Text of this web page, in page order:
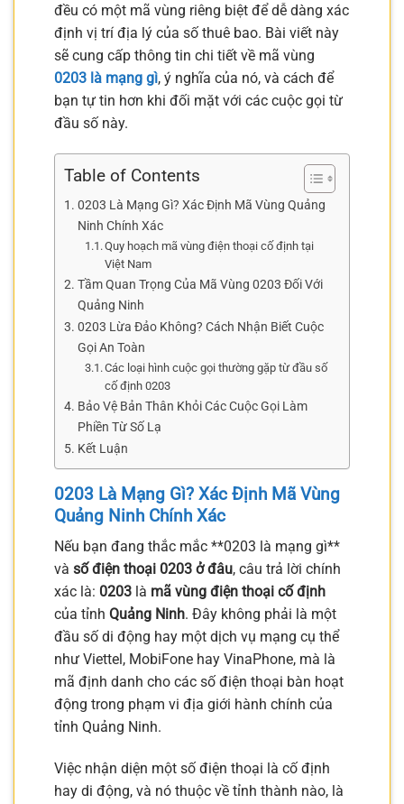
đều có một mã vùng riêng biệt để dễ dàng xác
định vị trí địa lý của số thuê bao. Bài viết này
sẽ cung cấp thông tin chi tiết về mã vùng
0203 là mạng gì, ý nghĩa của nó, và cách để
bạn tự tin hơn khi đối mặt với các cuộc gọi từ
đầu số này.
Table of Contents
0203 Là Mạng Gì? Xác Định Mã Vùng Quảng
Ninh Chính Xác
Quy hoạch mã vùng điện thoại cố định tại
Việt Nam
Tầm Quan Trọng Của Mã Vùng 0203 Đối Với
Quảng Ninh
0203 Lừa Đảo Không? Cách Nhận Biết Cuộc
Gọi An Toàn
Các loại hình cuộc gọi thường gặp từ đầu số
cố định 0203
Bảo Vệ Bản Thân Khỏi Các Cuộc Gọi Làm
Phiền Từ Số Lạ
Kết Luận
0203 Là Mạng Gì? Xác Định Mã Vùng
Quảng Ninh Chính Xác
Nếu bạn đang thắc mắc **0203 là mạng gì**
và số điện thoại 0203 ở đâu, câu trả lời chính
xác là: 0203 là mã vùng điện thoại cố định
của tỉnh Quảng Ninh. Đây không phải là một
đầu số di động hay một dịch vụ mạng cụ thể
như Viettel, MobiFone hay VinaPhone, mà là
mã định danh cho các số điện thoại bàn hoạt
động trong phạm vi địa giới hành chính của
tỉnh Quảng Ninh.
Việc nhận diện một số điện thoại là cố định
hay di động, và nó thuộc về tỉnh thành nào, là